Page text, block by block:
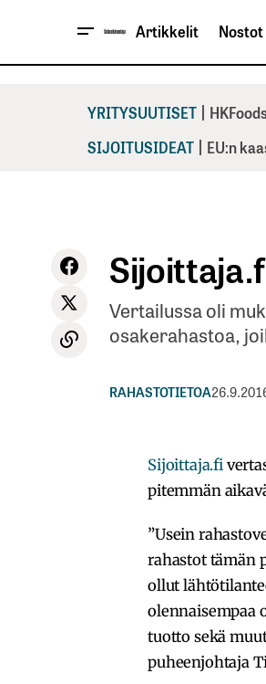
Artikkelit Nostot
YRITYSUUTISET |
SIJOITUSIDEAT | EU:n
Vertailussa oli
osakerahastoa,
RAHASTOTIETOA
Sijoittaja.fi
pitemmän
”Usein
rahastot tämän
ollut
olennaisempaa
tuotto sekä
puheenjohtaja